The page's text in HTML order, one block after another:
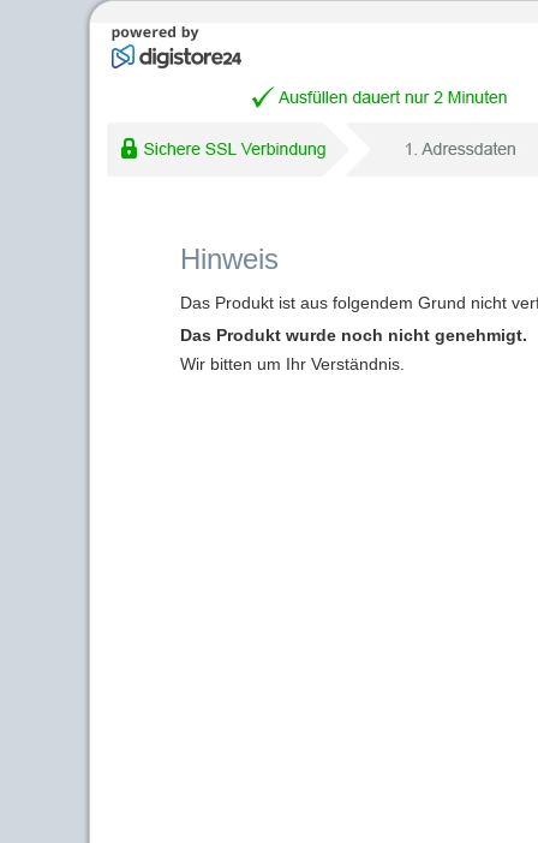
Hinweis
Das Produkt ist aus folgendem Grund nicht
Das Produkt wurde noch nicht genehmigt.
Wir bitten um Ihr Verständnis.